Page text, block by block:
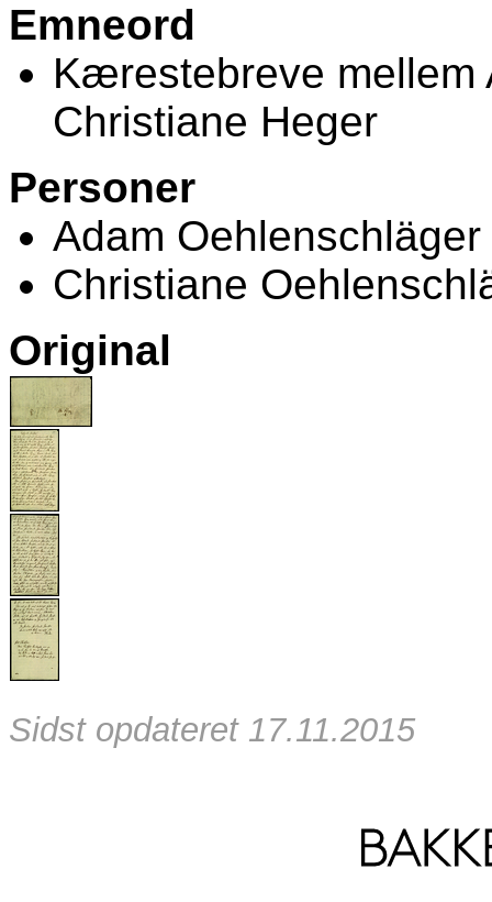
Emneord
Kærestebreve mellem
Christiane Heger
Personer
Adam Oehlenschläger
Christiane
Original
Sidst opdateret 17.11.2015